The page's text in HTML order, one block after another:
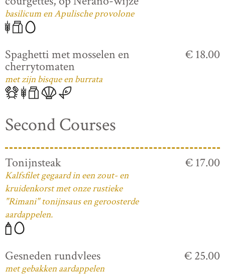
basilicum en Apulische provolone
Spaghetti met mosselen en
cherrytomaten
met zijn bisque en burrata
€ 18.00
Second Courses
Tonijnsteak
Kalfsfilet gegaard in een zout- en
kruidenkorst met onze rustieke
"Rimani" tonijnsaus en geroosterde
aardappelen.
€ 17.00
Gesneden rundvlees
met gebakken aardappelen
€ 25.00